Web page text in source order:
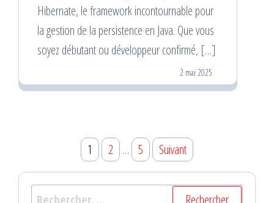
Hibernate, le framework incontournable pour
la gestion de la persistence en Java. Que vous
soyez débutant ou développeur confirmé, […]
2 mai 2025
Pagination
des
publications
1 2 … 5 Suivant
Rechercher :